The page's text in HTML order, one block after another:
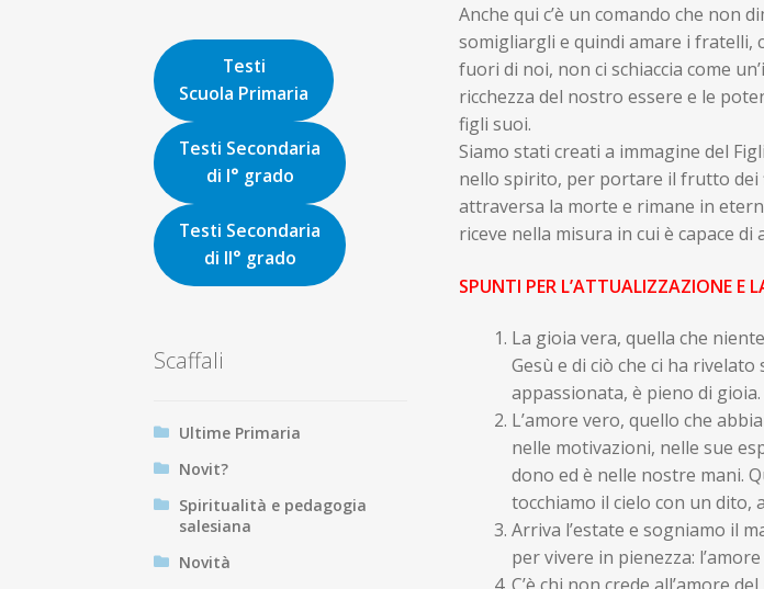
Anche qui c’è un comando che non
somigliargli e quindi amare i fratelli,
fuori di noi, non ci schiaccia come
ricchezza del nostro essere e le
figli suoi.
Siamo stati creati a immagine del
nello spirito, per portare il frutto dei
attraversa la morte e rimane in
riceve nella misura in cui è capace di
SPUNTI PER L’ATTUALIZZAZIONE E
La gioia vera, quella che
Gesù e di ciò che ci ha rivelato
appassionata, è pieno di gioia.
L’amore vero, quello che
nelle motivazioni, nelle sue
dono ed è nelle nostre mani.
tocchiamo il cielo con un dito,
Arriva l’estate e sogniamo il
per vivere in pienezza:
15,20€.
Testi
Scuola Primaria
Testi Secondaria
di I° grado
Testi Secondaria
di II° grado
Scaffali
Ultime Primaria
Novit?
Spiritualità e pedagogia
salesiana
Novità